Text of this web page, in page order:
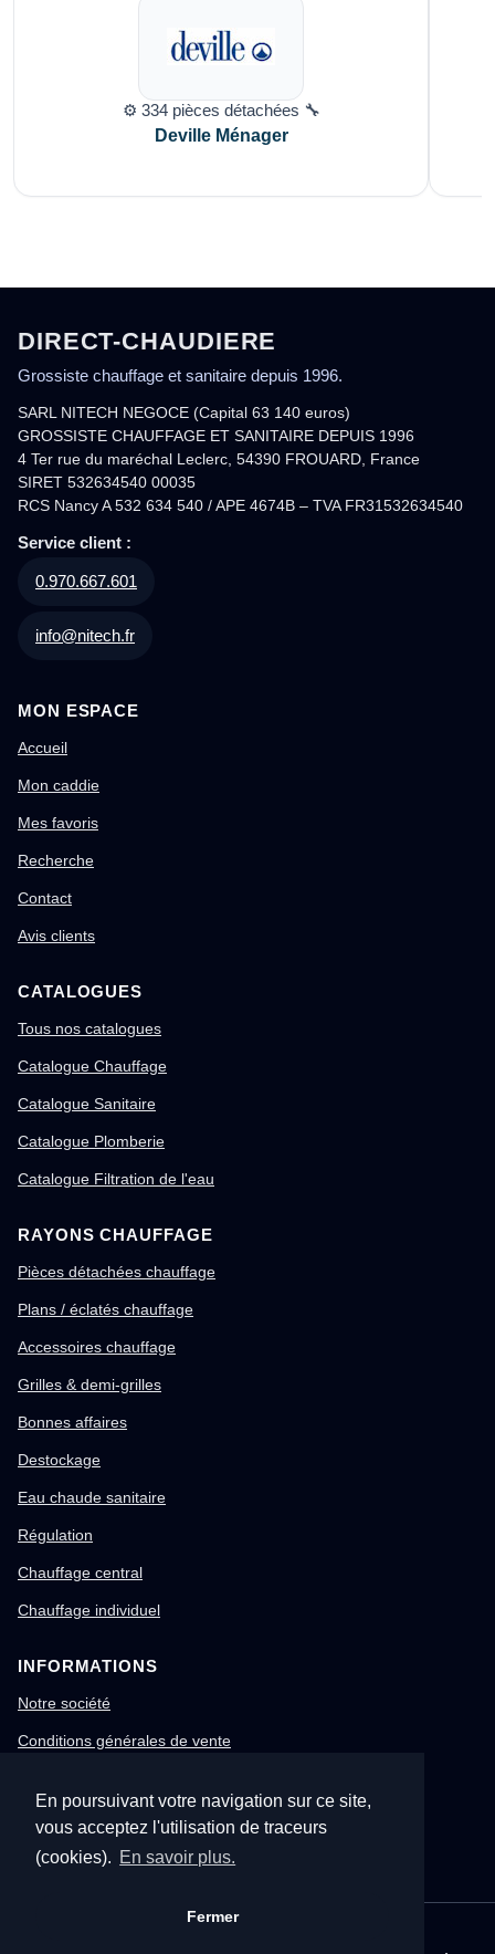
En poursuivant votre navigation sur ce site,
vous acceptez l'utilisation de traceurs
(cookies). En savoir plus.
Fermer
⚙️ 334 pièces détachées 🔧
Deville Ménager
DIRECT-CHAUDIERE
Grossiste chauffage et sanitaire depuis 1996.
SARL NITECH NEGOCE (Capital 63 140 euros)
GROSSISTE CHAUFFAGE ET SANITAIRE DEPUIS 1996
4 Ter rue du maréchal Leclerc, 54390 FROUARD, France
SIRET 532634540 00035
RCS Nancy A 532 634 540 / APE 4674B – TVA FR31532634540
Service client :
0.970.667.601
info@nitech.fr
MON ESPACE
Accueil
Mon caddie
Mes favoris
Recherche
Contact
Avis clients
CATALOGUES
Tous nos catalogues
Catalogue Chauffage
Catalogue Sanitaire
Catalogue Plomberie
Catalogue Filtration de l'eau
RAYONS CHAUFFAGE
Pièces détachées chauffage
Plans / éclatés chauffage
Accessoires chauffage
Grilles & demi-grilles
Bonnes affaires
Destockage
Eau chaude sanitaire
Régulation
Chauffage central
Chauffage individuel
INFORMATIONS
Notre société
Conditions générales de vente
Gestion des cookies
Confidentialité & RGPD